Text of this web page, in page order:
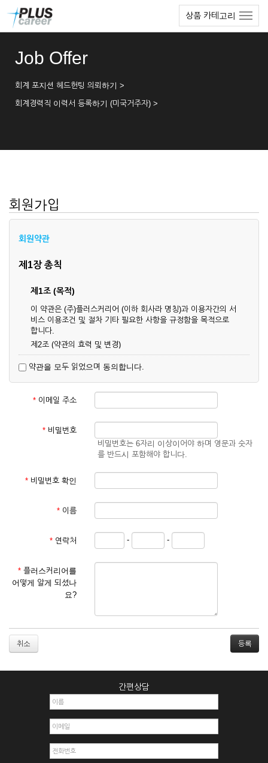
상품 카테고리
Job Offer
회계 포지션 헤드헌팅 의뢰하기 >
회계경력직 이력서 등록하기 (미국거주자) >
회원가입
회원약관
제1장 총칙
제1조 (목적)
이 약관은 (주)플러스커리어 (이하 회사라 명칭)과 이용자간의 서
비스 이용조건 및 절차 기타 필요한 사항을 규정함을 목적으로
합니다.
제2조 (약관의 효력 및 변경)
업상 중요 하거나 합리적인 사유가 발생할 경우 온라인 공사를
통하여 변경할 수 있습니다.
② 회원은 변경된 약관에 동의하지 않을 경우 서비스 이용을 중
단하고 이용계약을 해지할 수 있습니다. 약관의 효력 발생일 이
것으로 간주됩니다.
제3조 (약관의 외 준칙)
관계법령의 규정에 따릅니다.
① 서비스 이용계약은 서비스 이용 희망자가 본 약관에 동의한
를 심사, 승낙함으로써 성립하며, 회사는 신청자의 실명 확인 절
차를 밟을 수 있습니다.
② 회원가입시 입력한 ID는 변경할 수 없으며, 회원 1인당 한 개
의 ID가 발급됩니다. 부득이한 경우로 인해 변경하고자 하는 경
거절하거나 취소할 수 있으며, 실명으로 등록하지 않은 자의 일
2. 개인정보를 허위로 기재하여 신청할 경우
3. 경쟁 관게에 있는 이용자가 신청할 경우
4. 타인의 서비스 이용을 방해하거나, 정보를 도용한 경우
6. 이용자가 영업활동 또는 부정한 용도로 본 서비스를 이용할
7. 회사의 정보를 사전 승낙 없이 전재, 변조, 복사하여 이용하
약관을 모두 읽었으며 동의합니다.
* 이메일 주소
* 비밀번호
비밀번호는 6자리 이상이어야 하며 영문과 숫자
를 반드시 포함해야 합니다.
* 비밀번호 확인
* 이름
* 연락처 - -
* 플러스커리어를
어떻게 알게 되셨나
요?
취소
간편상담